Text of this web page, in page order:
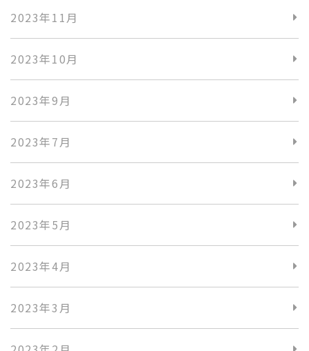
2023年11月
2023年10月
2023年9月
2023年7月
2023年6月
2023年5月
2023年4月
2023年3月